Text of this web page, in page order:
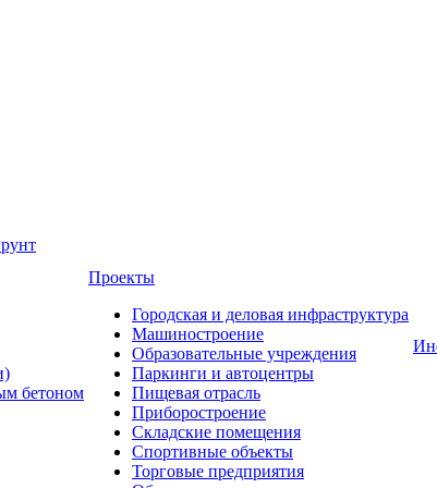
бетоном
Проекты
Городская и деловая инфраструктура
Машиностроение
Образовательные учреждения
Паркинги и автоцентры
Пищевая отрасль
Приборостроение
Складские помещения
Спортивные объекты
Торговые предприятия